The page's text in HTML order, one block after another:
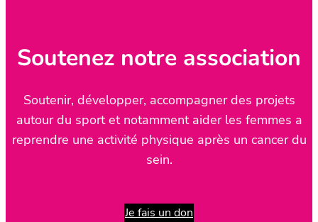
Soutenez notre association
Soutenir, développer, accompagner des projets
autour du sport et notamment aider les femmes a
reprendre une activité physique après un cancer du
sein.
Je fais un don